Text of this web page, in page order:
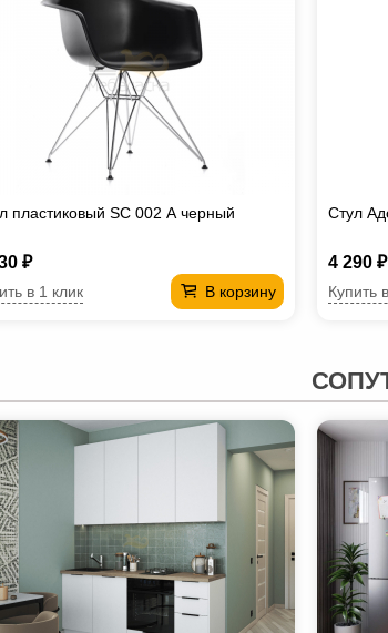
пластиковый SC 002 А черный
₽
В корзину
в 1 клик
Стул
4 290 ₽
Купить